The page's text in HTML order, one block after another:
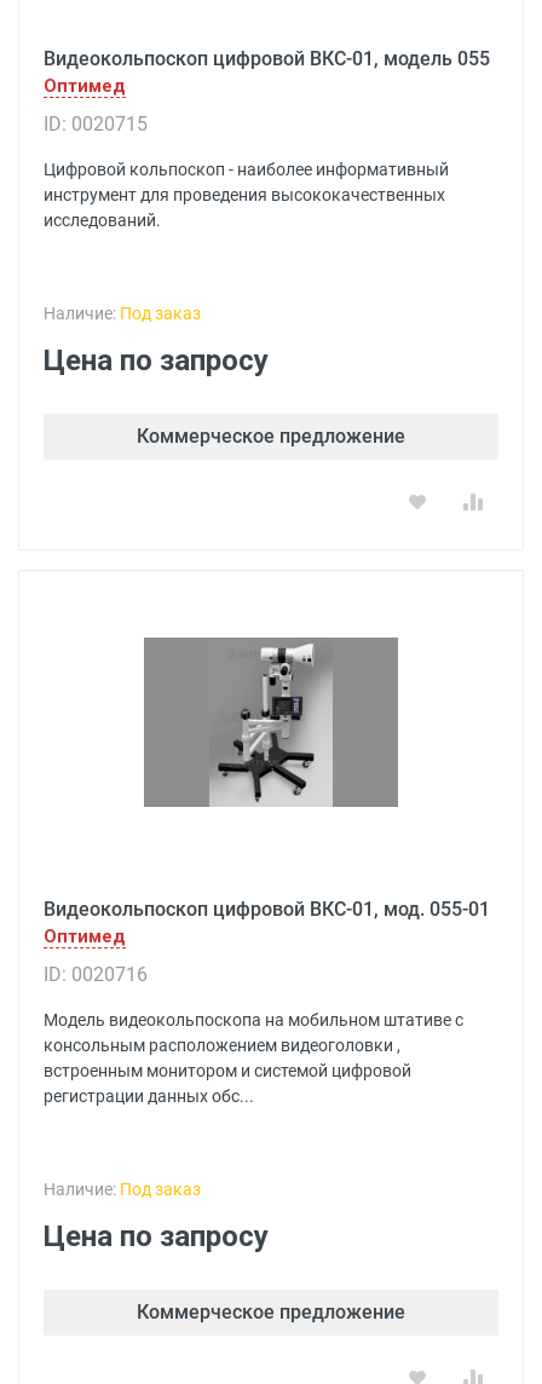
Видеокольпоскоп цифровой ВКС-01, модель 055
Оптимед
ID: 0020715
Цифровой кольпоскоп - наиболее информативный
инструмент для проведения высококачественных
исследований.
Наличие: Под заказ
Цена по запросу
Коммерческое предложение
Видеокольпоскоп цифровой ВКС-01, мод. 055-01
Оптимед
ID: 0020716
Модель видеокольпоскопа на мобильном штативе с
консольным расположением видеоголовки ,
встроенным монитором и системой цифровой
регистрации данных обс...
Наличие: Под заказ
Цена по запросу
Коммерческое предложение